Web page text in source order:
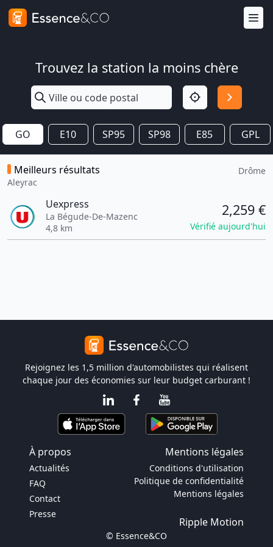
Trouvez la station la moins chère
GO E10 SP95 SP98 E85 GPL
Meilleurs résultats
Aleyrac
Drôme
Uexpress
La Bégude-De-Mazenc
4,8 km
2,259 €
Vérifié aujourd'hui
Rejoignez les 1,5 million d'automobilistes qui réalisent
chaque jour des économies sur leur budget carburant !
À propos Mentions légales
Actualités
FAQ
Contact
Presse
Conditions d'utilisation
Politique de confidentialité
Mentions légales
Ripple Motion
© Essence&CO